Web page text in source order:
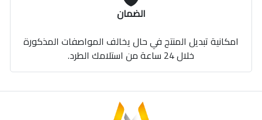
الضمان
امكانية تبديل المنتج في حال يخالف المواصفات المذكورة
خلال 24 ساعة من استلامك الطرد.